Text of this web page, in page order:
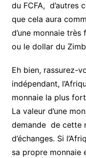
du FCFA, d’autres
que cela aura
d’une monnaie
ou le dollar du
Eh bien, rassurez-
indépendant,
monnaie la plus
La valeur d’une
demande de cette
d’échanges. Si
sa propre monnaie